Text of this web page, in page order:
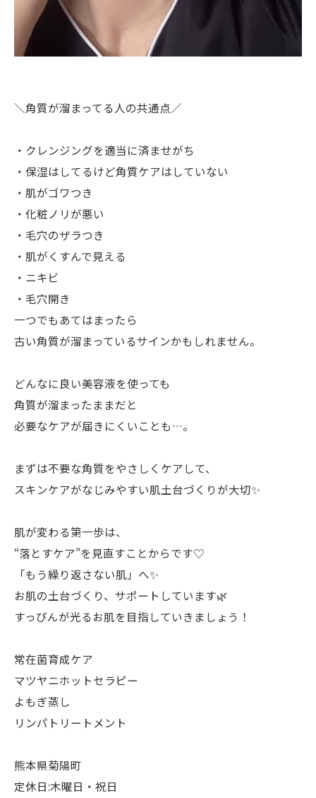
＼角質が溜まってる人の共通点／
・クレンジングを適当に済ませがち
・保湿はしてるけど角質ケアはしていない
・肌がゴワつき
・化粧ノリが悪い
・毛穴のザラつき
・肌がくすんで見える
・ニキビ
・毛穴開き
一つでもあてはまったら
古い角質が溜まっているサインかもしれません。
どんなに良い美容液を使っても
角質が溜まったままだと
必要なケアが届きにくいことも…。
まずは不要な角質をやさしくケアして、
スキンケアがなじみやすい肌土台づくりが大切✨
肌が変わる第一歩は、
“落とすケア”を見直すことからです♡
「もう繰り返さない肌」へ✨
お肌の土台づくり、サポートしています🌿
すっぴんが光るお肌を目指していきましょう！
常在菌育成ケア
マツヤニホットセラピー
よもぎ蒸し
リンパトリートメント
熊本県菊陽町
定休日:木曜日・祝日